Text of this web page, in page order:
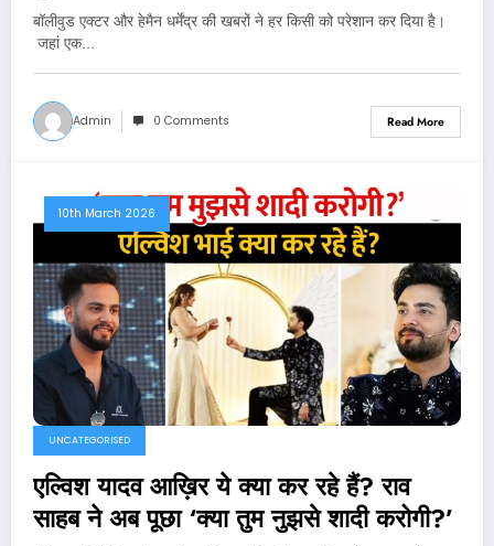
बॉलीवुड एक्टर और हेमैन धर्मेंद्र की खबरों ने हर किसी को परेशान कर दिया है।
जहां एक…
Admin 0 Comments Read More
10th March 2026
UNCATEGORISED
एल्विश यादव आख़िर ये क्या कर रहे हैं? राव
साहब ने अब पूछा ‘क्या तुम नुझसे शादी करोगी?’